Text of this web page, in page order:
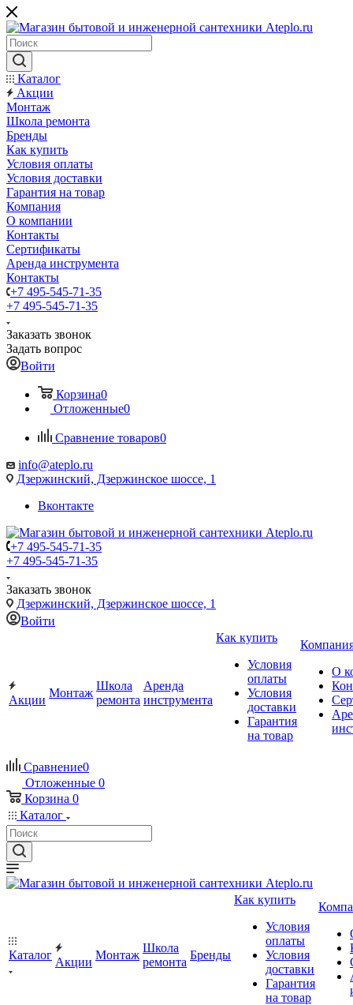
Каталог
Акции
Монтаж
Школа ремонта
Бренды
Как купить
Условия оплаты
Условия доставки
Гарантия на товар
Компания
О компании
Контакты
Сертификаты
Аренда инструмента
Контакты
+7 495-545-71-35
+7 495-545-71-35
Заказать звонок
Задать вопрос
Войти
Корзина0
Отложенные0
Сравнение товаров0
info@ateplo.ru
Дзержинский, Дзержинское шоссе, 1
Вконтакте
+7 495-545-71-35
+7 495-545-71-35
Заказать звонок
Дзержинский, Дзержинское шоссе, 1
Войти
Акции
Монтаж
Школа
ремонта
Аренда
инструмента
Как купить
Условия
оплаты
Условия
доставки
Гарантия
на товар
О
Сравнение0
Отложенные 0
Корзина 0
Каталог
Каталог
Акции
Монтаж
Школа
ремонта
Бренды
Как купить
Условия
оплаты
Условия
доставки
Гарантия
на товар